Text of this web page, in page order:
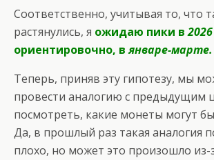
Соответственно, учитывая то, что
растянулись, я ожидаю пики в
ориентировочно, вянваре-марте.
Теперь, приняв эту гипотезу, мы
провести аналогию с предыдущим
посмотреть, какие монеты могут
Да, в прошлый раз такая аналогия
плохо, но может это произошло из-